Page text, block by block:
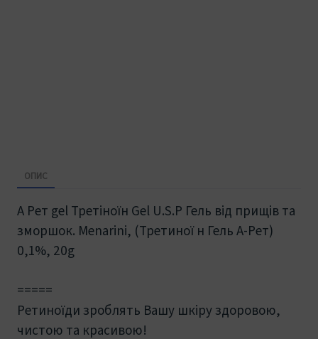
ОПИС
А Рет gel Третіноїн Gel U.S.P Гель від прищів та
зморшок. Menarini, (Третиної н Гель А-Рет)
0,1%, 20g
=====
Ретиноїди зроблять Вашу шкіру здоровою,
чистою та красивою!